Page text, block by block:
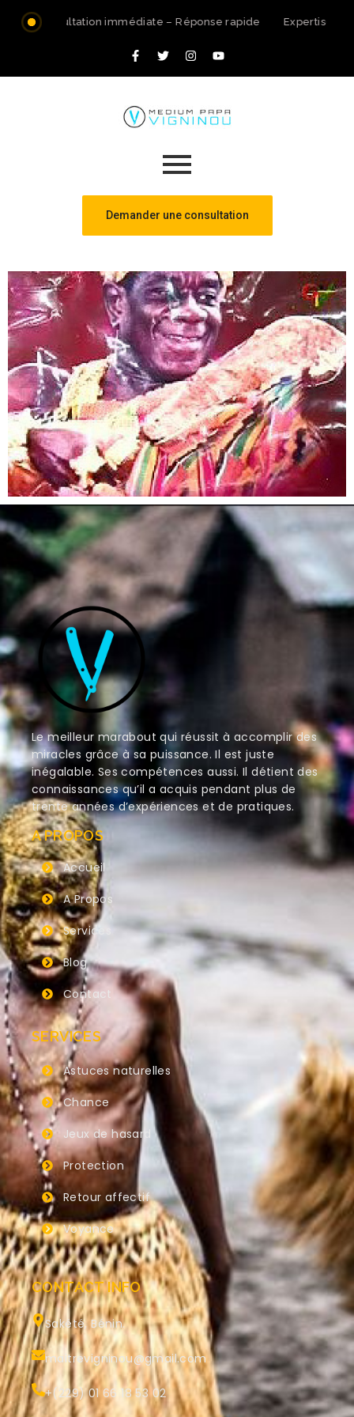
Consultation immédiate – Réponse rapide Expertise
Demander une consultation
Le meilleur marabout qui réussit à accomplir des
miracles grâce à sa puissance. Il est juste
inégalable. Ses compétences aussi. Il détient des
connaissances qu’il a acquis pendant plus de
trente années d’expériences et de pratiques.
A PROPOS
Accueil
A Propos
Services
Blog
Contact
SERVICES
Astuces naturelles
Chance
Jeux de hasard
Protection
Retour affectif
Voyance
CONTACT INFO
Sakété, Bénin.
maitrevigninou@gmail.com
+(229) 01 66 18 53 02